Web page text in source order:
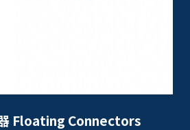
Floating Connectors